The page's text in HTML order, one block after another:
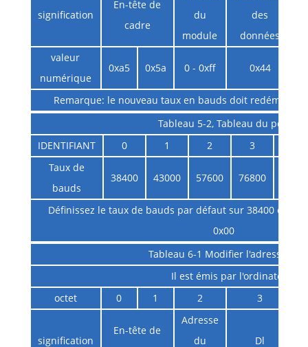
signification
En-tête de
cadre
du
module
des
données
valeur
numérique
0xa5 0x5a 0 - 0xff 0x44
Remarque: le nouveau taux en bauds doit
Tableau 5-2, Tableau du port
IDENTIFIANT
0 1 2 3
Taux de
bauds
38400 43000 57600 76800
Définissez le taux de bauds par défaut sur 38400 et
0x00
Tableau 6-1 Modifier l'adresse du
Il est émis par l'ordinateur
octet
0 1 2 3
signification
En-tête de
Adresse
du
Dl